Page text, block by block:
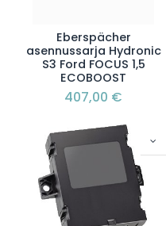
Eberspächer
asennussarja Hydronic
S3 Ford FOCUS 1,5
ECOBOOST
407,00 €